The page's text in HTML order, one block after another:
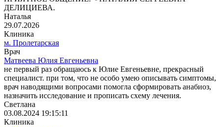
ДЕЛИЦИЕВА.
Наталья
29.07.2026
Клиника
м. Пролетарская
Врач
Матвеева Юлия Евгеньевна
не первый раз обращаюсь к Юлие Евгеньевне, прекрасный
специалист. при том, что не особо умею описывать симптомы,
врач наводящими вопросами помогла сформировать анабиоз,
назначить исследование и прописать схему лечения.
Светлана
03.08.2024 19:15:11
Клиника